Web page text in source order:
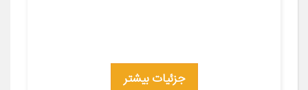
جزئیات بیشتر